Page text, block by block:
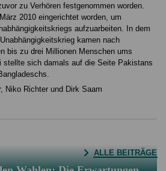
zu Verhören festgenommen worden.
2010 eingerichtet worden, um
aufzuarbeiten. In dem
kamen nach
bis zu drei Millionen Menschen ums
stellte sich damals auf die Seite Pakistans
Niko Richter und Dirk Saam
ALLE BEITRÄGE